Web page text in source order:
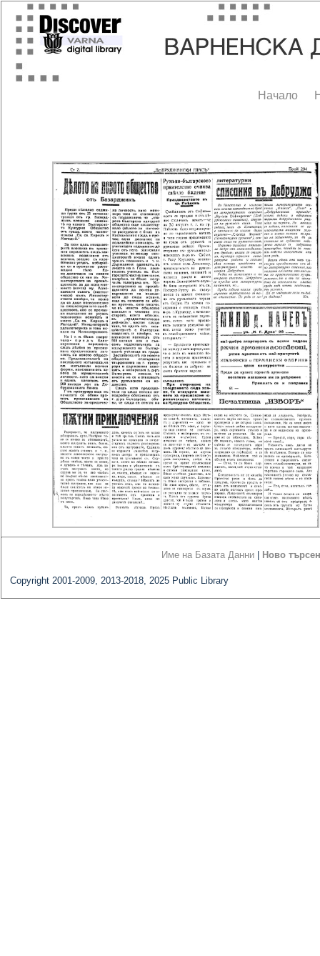
Начало
Име на Базата Данни Ново
Copyright 2001-2009, 2013-2018, 2025 Public Library